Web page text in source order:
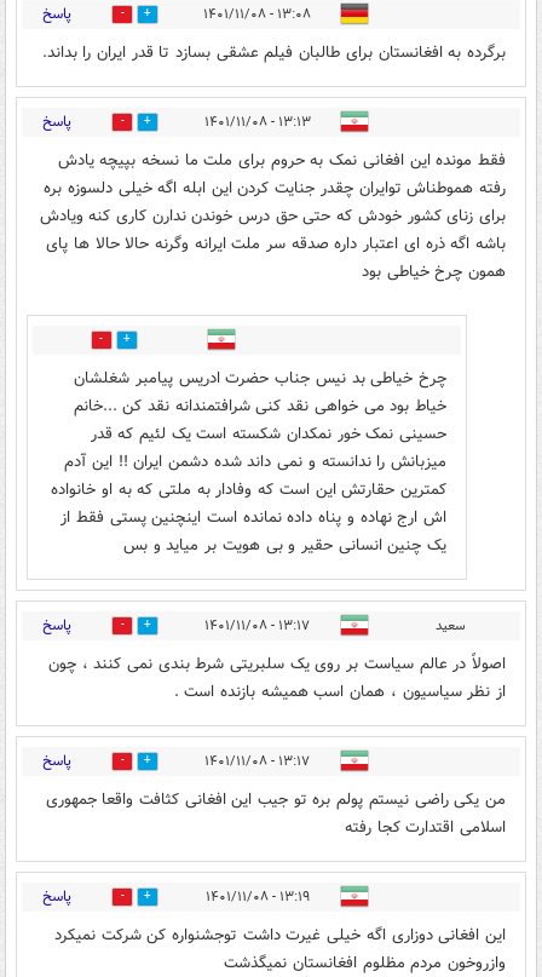
۱۳:۰۸ - ۱۴۰۱/۱۱/۰۸ 1 پاسخ
برگرده به افغانستان برای طالبان فیلم عشقی بسازد تا قدر ایران را بداند.
۱۳:۱۳ - ۱۴۰۱/۱۱/۰۸ 3 پاسخ
فقط مونده این افغانی نمک به حروم برای ملت ما نسخه بپیچه یادش
رفته هموطناش توایران چقدر جنایت کردن این ابله اگه خیلی دلسوزه بره
برای زنای کشور خودش که حتی حق درس خوندن ندارن کاری کنه ویادش
باشه اگه ذره ای اعتبار داره صدقه سر ملت ایرانه وگرنه حالا حالا ها پای
همون چرخ خیاطی بود
0
چرخ خیاطی بد نیس جناب حضرت ادریس پیامبر شغلشان
خیاط بود می خواهی نقد کنی شرافتمندانه نقد کن ...خانم
حسینی نمک خور نمکدان شکسته است یک لئیم که قدر
میزبانش را ندانسته و نمی داند شده دشمن ایران !! این آدم
کمترین حقارتش این است که وفادار به ملتی که به او خانواده
اش ارج نهاده و پناه داده نمانده است اینچنین پستی فقط از
یک چنین انسانی حقیر و بی هویت بر میاید و بس
سعید ۱۳:۱۷ - ۱۴۰۱/۱۱/۰۸ 0 پاسخ
اصولاً در عالم سیاست بر روی یک سلبریتی شرط بندی نمی کنند ، چون
از نظر سیاسیون ، همان اسب همیشه بازنده است .
۱۳:۱۷ - ۱۴۰۱/۱۱/۰۸ 1 پاسخ
من یکی راضی نیستم پولم بره تو جیب این افغانی کثافت واقعا جمهوری
اسلامی اقتدارت کجا رفته
۱۳:۱۹ - ۱۴۰۱/۱۱/۰۸ 0 پاسخ
این افغانی دوزاری اگه خیلی غیرت داشت توجشنواره کن شرکت نمیکرد
وازروخون مردم مظلوم افغانستان نمیگذشت